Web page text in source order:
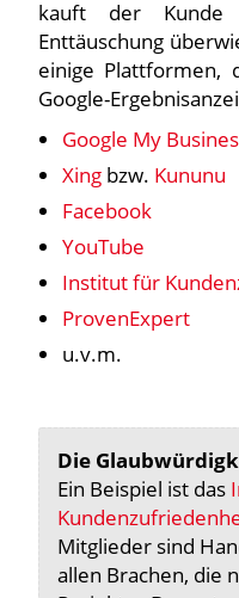
kauft der
Enttäuschung
einige Plattformen,
Google-
Google My
Xingbzw. Kununu
Facebook
YouTube
Institut für
ProvenExpert
u.v.m.
Die
Ein Beispiel ist das
Mitglieder sind
allen Brachen, die